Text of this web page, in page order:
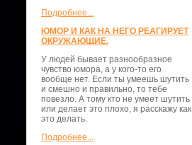
Подробнее...
ЮМОР И КАК НА НЕГО РЕАГИРУЕТ
ОКРУЖАЮЩИЕ.
У людей бывает разнообразное
чувство юмора, а у кого-то его
вообще нет. Если ты умеешь шутить
и смешно и правильно, то тебе
повезло. А тому кто не умеет шутить
или делает это плохо, я расскажу как
это делать.
Подробнее...